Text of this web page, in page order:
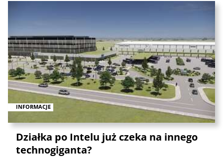
INFORMACJE
Działka po Intelu już czeka na innego
technogiganta?